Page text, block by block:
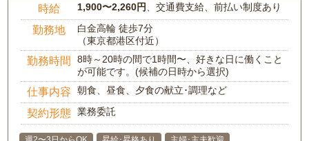
時給 1,900〜2,260円 、交通費支給、前払い制度あり
勤務地
白金高輪 徒歩7分
（東京都港区付近）
勤務時間
8時～20時の間で1時間〜、好きな日に働くこと
が可能です。(候補の日時から選択)
仕事内容 朝食、昼食、夕食の献立･調理など
契約形態 業務委託